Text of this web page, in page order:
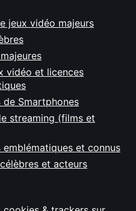
jeux vidéo majeurs
vidéo et licences
de Smartphones
streaming (films et
et connus
et acteurs